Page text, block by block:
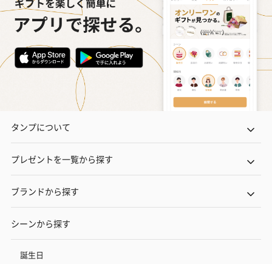
タンプについて
プレゼントを一覧から探す
ブランドから探す
シーンから探す
誕生日